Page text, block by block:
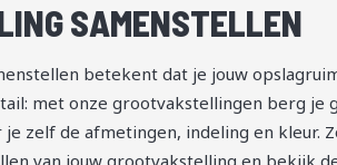
SAMENSTELLEN
betekent dat je jouw
met onze grootvakstellingen berg
zelf de afmetingen, indeling en
van jouw grootvakstelling en bekijk